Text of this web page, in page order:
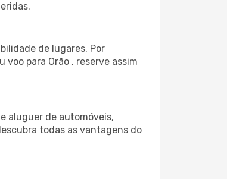
de lugares. Por
para Orão , reserve assim
aluguer de automóveis,
todas as vantagens do